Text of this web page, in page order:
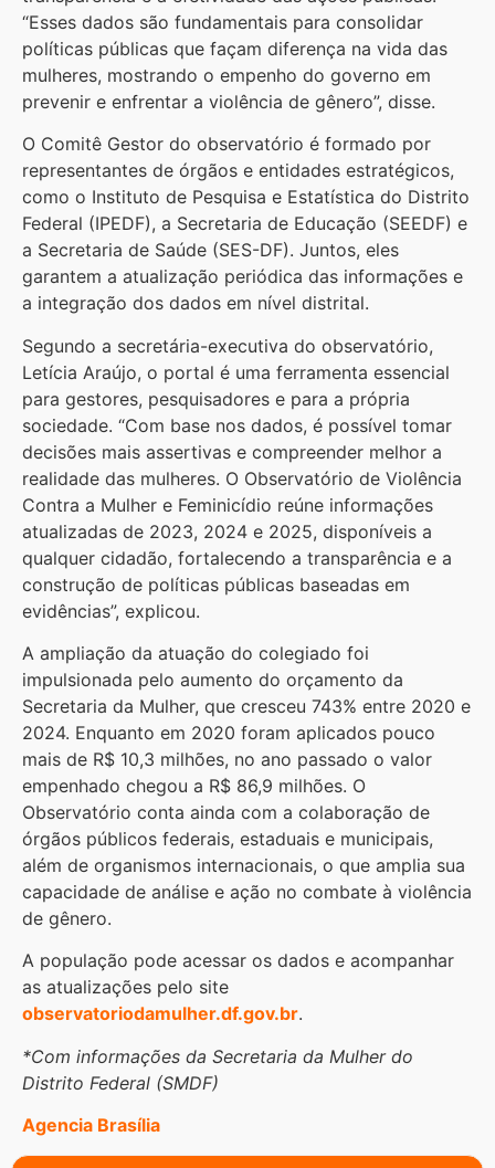
“Esses dados são fundamentais para consolidar
políticas públicas que façam diferença na vida das
mulheres, mostrando o empenho do governo em
prevenir e enfrentar a violência de gênero”, disse.
O Comitê Gestor do observatório é formado por
representantes de órgãos e entidades estratégicos,
como o Instituto de Pesquisa e Estatística do Distrito
Federal (IPEDF), a Secretaria de Educação (SEEDF) e
a Secretaria de Saúde (SES-DF). Juntos, eles
garantem a atualização periódica das informações e
a integração dos dados em nível distrital.
Segundo a secretária-executiva do observatório,
Letícia Araújo, o portal é uma ferramenta essencial
para gestores, pesquisadores e para a própria
sociedade. “Com base nos dados, é possível tomar
decisões mais assertivas e compreender melhor a
realidade das mulheres. O Observatório de Violência
Contra a Mulher e Feminicídio reúne informações
atualizadas de 2023, 2024 e 2025, disponíveis a
qualquer cidadão, fortalecendo a transparência e a
construção de políticas públicas baseadas em
evidências”, explicou.
A ampliação da atuação do colegiado foi
impulsionada pelo aumento do orçamento da
Secretaria da Mulher, que cresceu 743% entre 2020 e
2024. Enquanto em 2020 foram aplicados pouco
mais de R$ 10,3 milhões, no ano passado o valor
empenhado chegou a R$ 86,9 milhões. O
Observatório conta ainda com a colaboração de
órgãos públicos federais, estaduais e municipais,
além de organismos internacionais, o que amplia sua
capacidade de análise e ação no combate à violência
de gênero.
A população pode acessar os dados e acompanhar
as atualizações pelo site
observatoriodamulher.df.gov.br.
*Com informações da Secretaria da Mulher do
Distrito Federal (SMDF)
Agencia Brasília